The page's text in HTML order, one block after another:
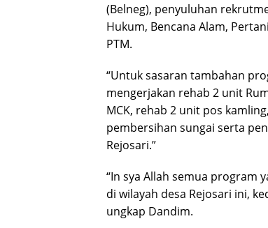
(Belneg), penyuluhan
Hukum, Bencana Alam,
PTM.
“Untuk sasaran tambahan
mengerjakan rehab 2 unit
MCK, rehab 2 unit pos
pembersihan sungai serta
Rejosari.”
“In sya Allah semua program
di wilayah desa Rejosari ini,
ungkap Dandim.